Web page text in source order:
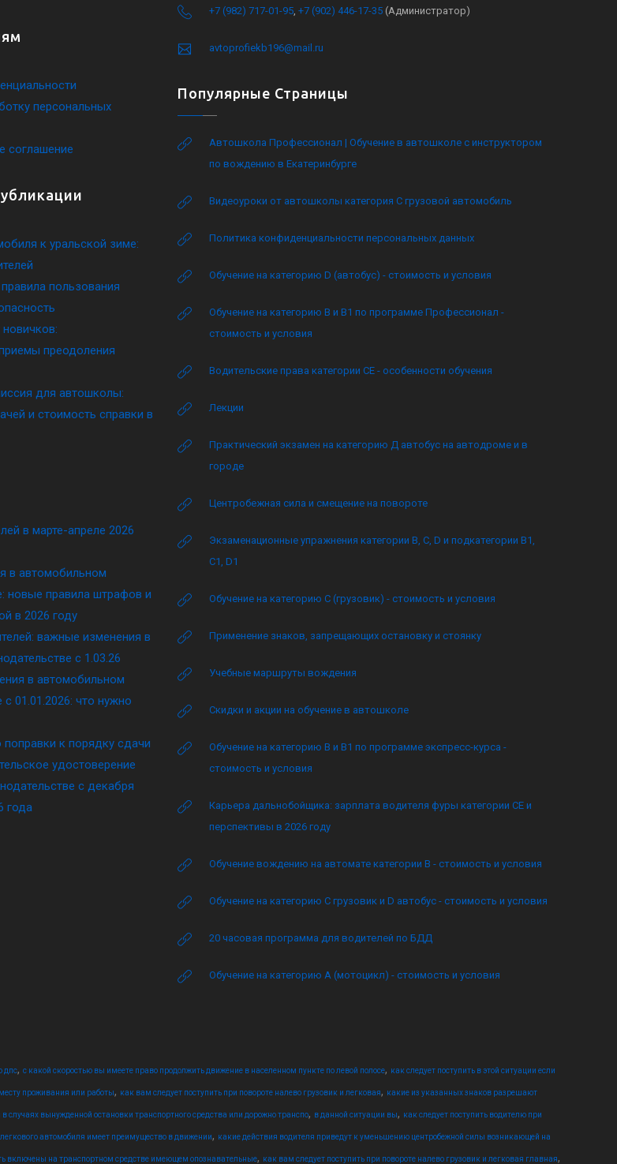
персональных
соглашение
к уральской зиме:
пользования
преодоления
для автошколы:
и стоимость справки в
в марте-апреле 2026
в автомобильном
новые правила штрафов и
в 2026 году
важные изменения в
c 1.03.26
в автомобильном
c 01.01.2026: что нужно
к порядку сдачи
удостоверение
с декабря
года
+7 (982) 717-01-95, +7 (902) 446-17-35 (Администратор)
avtoprofiekb196@mail.ru
Популярные Страницы
Автошкола Профессионал | Обучение в автошколе с инструктором
по вождению в Екатеринбурге
Видеоуроки от автошколы категория C грузовой автомобиль
Политика конфиденциальности персональных данных
Обучение на категорию D (автобус) - стоимость и условия
Обучение на категорию B и B1 по программе Профессионал -
стоимость и условия
Водительские права категории CE - особенности обучения
Лекции
Практический экзамен на категорию Д автобус на автодроме и в
городе
Центробежная сила и смещение на повороте
Экзаменационные упражнения категории B, C, D и подкатегории B1,
C1, D1
Обучение на категорию C (грузовик) - стоимость и условия
Применение знаков, запрещающих остановку и стоянку
Учебные маршруты вождения
Скидки и акции на обучение в автошколе
Обучение на категорию B и B1 по программе экспресс-курса -
стоимость и условия
Карьера дальнобойщика: зарплата водителя фуры категории CE и
перспективы в 2026 году
Обучение вождению на автомате категории B - стоимость и условия
Обучение на категорию C грузовик и D автобус - стоимость и условия
20 часовая программа для водителей по БДД
Обучение на категорию А (мотоцикл) - стоимость и условия
дпс, с какой скоростью вы имеете право продолжить движение в населенном пункте по левой полосе, как следует поступить в этой ситуации если
проживания или работы, как вам следует поступить при повороте налево грузовик и легковая, какие из указанных знаков разрешают
случаях вынужденной остановки транспортного средства или дорожно транспо, в данной ситуации вы, как следует поступить водителю при
автомобиля имеет преимущество в движении, какие действия водителя приведут к уменьшению центробежной силы возникающей на
включены на транспортном средстве имеющем опознавательные, как вам следует поступить при повороте налево грузовик и легковая главная,